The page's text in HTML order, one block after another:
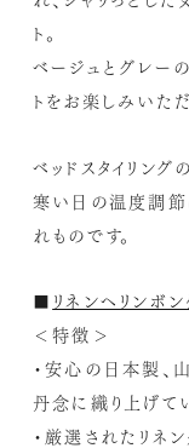
ト。
ベージュとグレー
トをお楽しみいただ
ベッドスタイリング
寒い日の温度調節
れものです。
リネンヘリンボン
＜特徴＞
・安心の日本製
丹念に織り上げて
・厳選されたリネ